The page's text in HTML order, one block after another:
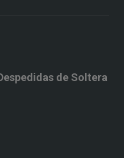
de Soltera